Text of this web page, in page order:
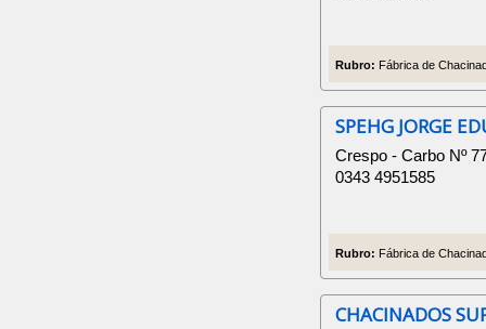
Rubro: Fábrica de
SPEHG JORGE
Crespo - Carbo Nº
0343 4951585
Rubro: Fábrica de
CHACINADOS